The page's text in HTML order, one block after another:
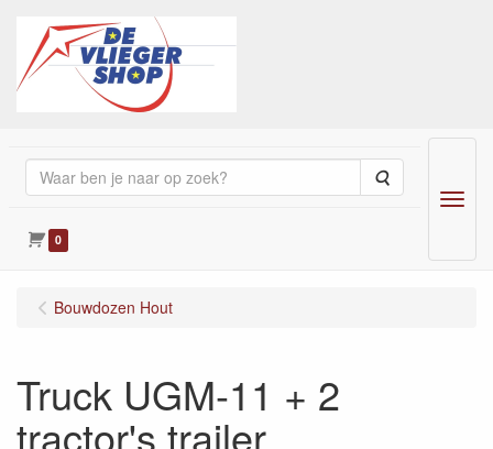
Zoeken
0
Menu
Bouwdozen Hout
Truck UGM-11 + 2
tractor's trailer